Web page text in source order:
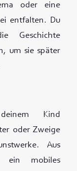
oder eine
entfalten. Du
Geschichte
um sie später
Kind
oder Zweige
Aus
ein mobiles